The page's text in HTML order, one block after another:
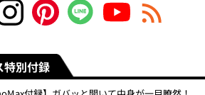
特別付録